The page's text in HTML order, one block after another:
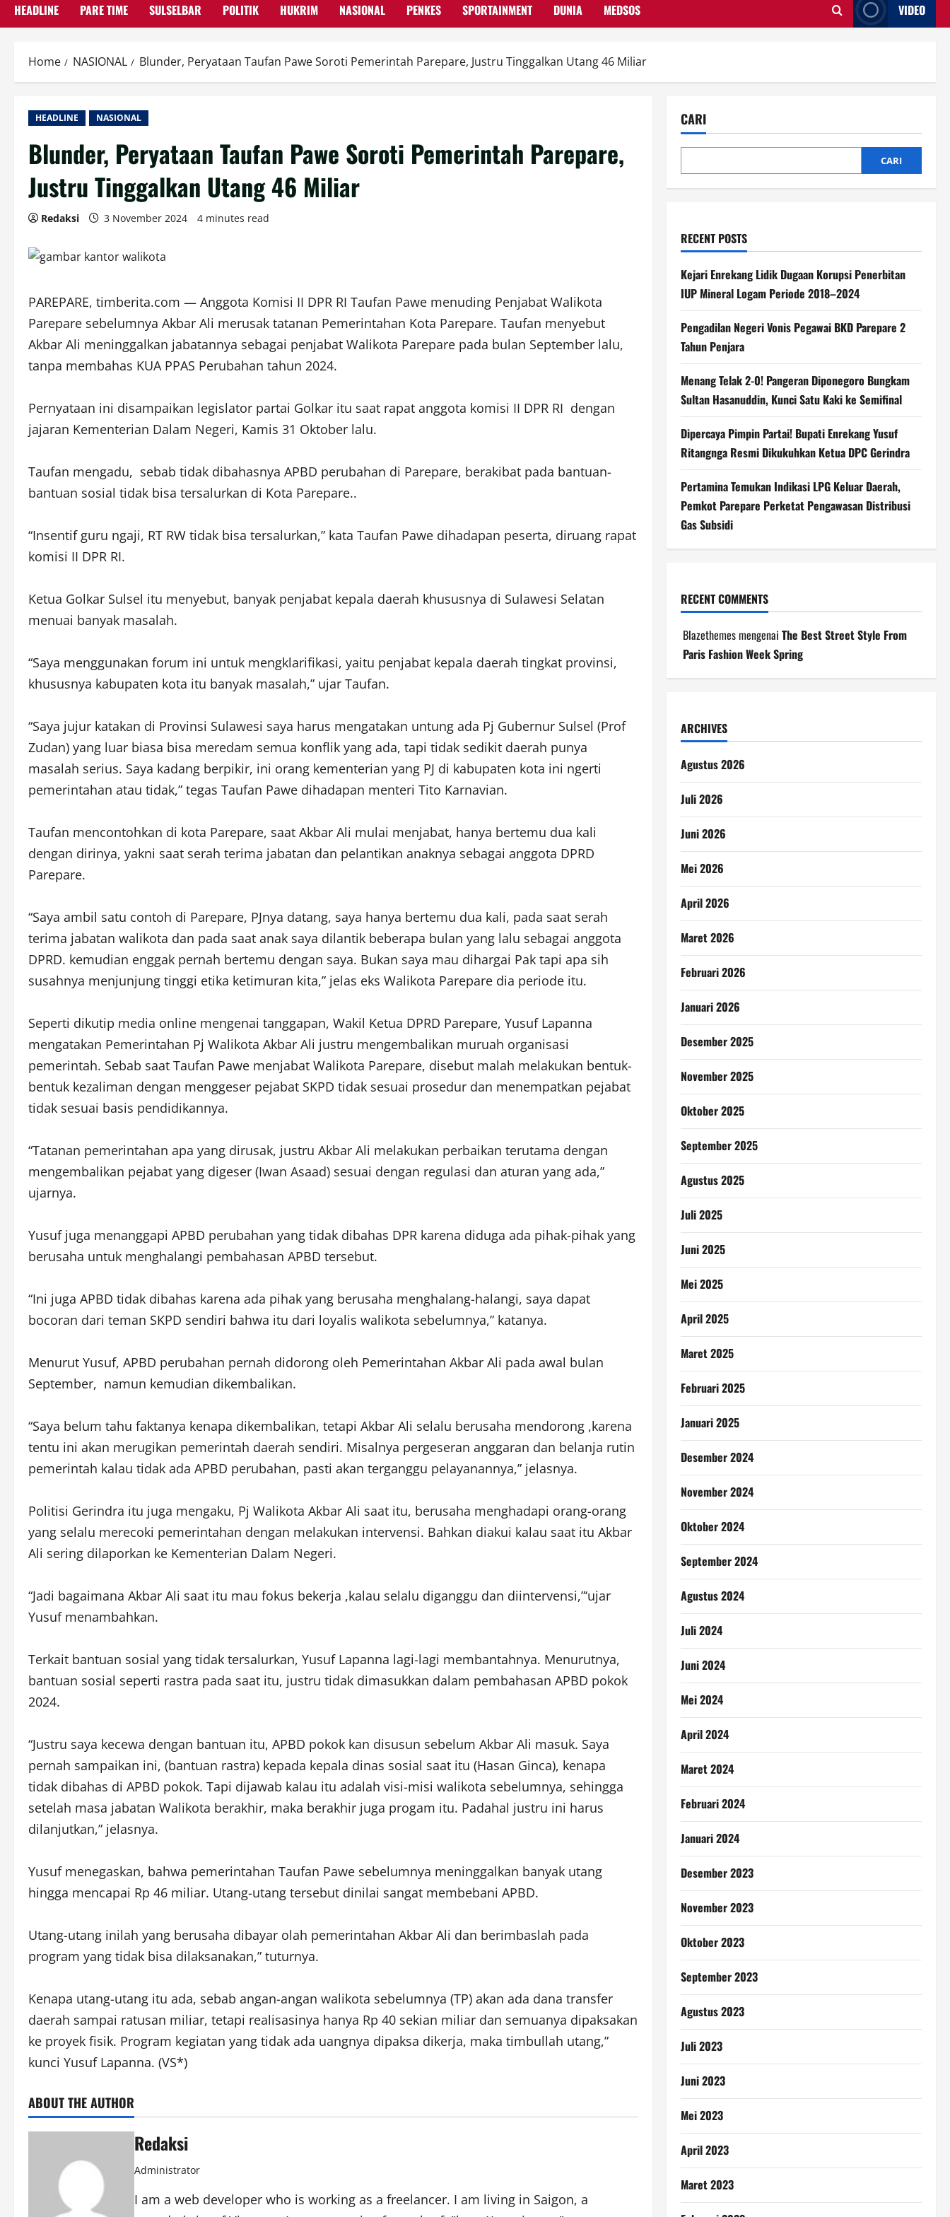
HEADLINE PARE TIME SULSELBAR POLITIK HUKRIM NASIONAL PENKES SPORTAINMENT DUNIA MEDSOS VIDEO
Home NASIONAL Blunder, Peryataan Taufan Pawe Soroti Pemerintah Parepare, Justru Tinggalkan Utang 46 Miliar
HEADLINE NASIONAL
Blunder, Peryataan Taufan Pawe Soroti Pemerintah Parepare,
Justru Tinggalkan Utang 46 Miliar
Redaksi 3 November 2024 4 minutes read
PAREPARE, timberita.com — Anggota Komisi II DPR RI Taufan Pawe menuding Penjabat Walikota
Parepare sebelumnya Akbar Ali merusak tatanan Pemerintahan Kota Parepare. Taufan menyebut
Akbar Ali meninggalkan jabatannya sebagai penjabat Walikota Parepare pada bulan September lalu,
tanpa membahas KUA PPAS Perubahan tahun 2024.
Pernyataan ini disampaikan legislator partai Golkar itu saat rapat anggota komisi II DPR RI dengan
jajaran Kementerian Dalam Negeri, Kamis 31 Oktober lalu.
Taufan mengadu, sebab tidak dibahasnya APBD perubahan di Parepare, berakibat pada bantuan-
bantuan sosial tidak bisa tersalurkan di Kota Parepare..
“Insentif guru ngaji, RT RW tidak bisa tersalurkan,” kata Taufan Pawe dihadapan peserta, diruang rapat
komisi II DPR RI.
Ketua Golkar Sulsel itu menyebut, banyak penjabat kepala daerah khususnya di Sulawesi Selatan
menuai banyak masalah.
“Saya menggunakan forum ini untuk mengklarifikasi, yaitu penjabat kepala daerah tingkat provinsi,
khususnya kabupaten kota itu banyak masalah,” ujar Taufan.
“Saya jujur katakan di Provinsi Sulawesi saya harus mengatakan untung ada Pj Gubernur Sulsel (Prof
Zudan) yang luar biasa bisa meredam semua konflik yang ada, tapi tidak sedikit daerah punya
masalah serius. Saya kadang berpikir, ini orang kementerian yang PJ di kabupaten kota ini ngerti
pemerintahan atau tidak,” tegas Taufan Pawe dihadapan menteri Tito Karnavian.
Taufan mencontohkan di kota Parepare, saat Akbar Ali mulai menjabat, hanya bertemu dua kali
dengan dirinya, yakni saat serah terima jabatan dan pelantikan anaknya sebagai anggota DPRD
Parepare.
“Saya ambil satu contoh di Parepare, PJnya datang, saya hanya bertemu dua kali, pada saat serah
terima jabatan walikota dan pada saat anak saya dilantik beberapa bulan yang lalu sebagai anggota
DPRD. kemudian enggak pernah bertemu dengan saya. Bukan saya mau dihargai Pak tapi apa sih
susahnya menjunjung tinggi etika ketimuran kita,” jelas eks Walikota Parepare dia periode itu.
Seperti dikutip media online mengenai tanggapan, Wakil Ketua DPRD Parepare, Yusuf Lapanna
mengatakan Pemerintahan Pj Walikota Akbar Ali justru mengembalikan muruah organisasi
pemerintah. Sebab saat Taufan Pawe menjabat Walikota Parepare, disebut malah melakukan bentuk-
bentuk kezaliman dengan menggeser pejabat SKPD tidak sesuai prosedur dan menempatkan pejabat
tidak sesuai basis pendidikannya.
“Tatanan pemerintahan apa yang dirusak, justru Akbar Ali melakukan perbaikan terutama dengan
mengembalikan pejabat yang digeser (Iwan Asaad) sesuai dengan regulasi dan aturan yang ada,”
ujarnya.
Yusuf juga menanggapi APBD perubahan yang tidak dibahas DPR karena diduga ada pihak-pihak yang
berusaha untuk menghalangi pembahasan APBD tersebut.
“Ini juga APBD tidak dibahas karena ada pihak yang berusaha menghalang-halangi, saya dapat
bocoran dari teman SKPD sendiri bahwa itu dari loyalis walikota sebelumnya,” katanya.
Menurut Yusuf, APBD perubahan pernah didorong oleh Pemerintahan Akbar Ali pada awal bulan
September, namun kemudian dikembalikan.
“Saya belum tahu faktanya kenapa dikembalikan, tetapi Akbar Ali selalu berusaha mendorong ,karena
tentu ini akan merugikan pemerintah daerah sendiri. Misalnya pergeseran anggaran dan belanja rutin
pemerintah kalau tidak ada APBD perubahan, pasti akan terganggu pelayanannya,” jelasnya.
Politisi Gerindra itu juga mengaku, Pj Walikota Akbar Ali saat itu, berusaha menghadapi orang-orang
yang selalu merecoki pemerintahan dengan melakukan intervensi. Bahkan diakui kalau saat itu Akbar
Ali sering dilaporkan ke Kementerian Dalam Negeri.
“Jadi bagaimana Akbar Ali saat itu mau fokus bekerja ,kalau selalu diganggu dan diintervensi,”‘ujar
Yusuf menambahkan.
Terkait bantuan sosial yang tidak tersalurkan, Yusuf Lapanna lagi-lagi membantahnya. Menurutnya,
bantuan sosial seperti rastra pada saat itu, justru tidak dimasukkan dalam pembahasan APBD pokok
2024.
“Justru saya kecewa dengan bantuan itu, APBD pokok kan disusun sebelum Akbar Ali masuk. Saya
pernah sampaikan ini, (bantuan rastra) kepada kepala dinas sosial saat itu (Hasan Ginca), kenapa
tidak dibahas di APBD pokok. Tapi dijawab kalau itu adalah visi-misi walikota sebelumnya, sehingga
setelah masa jabatan Walikota berakhir, maka berakhir juga progam itu. Padahal justru ini harus
dilanjutkan,” jelasnya.
Yusuf menegaskan, bahwa pemerintahan Taufan Pawe sebelumnya meninggalkan banyak utang
hingga mencapai Rp 46 miliar. Utang-utang tersebut dinilai sangat membebani APBD.
Utang-utang inilah yang berusaha dibayar olah pemerintahan Akbar Ali dan berimbaslah pada
program yang tidak bisa dilaksanakan,” tuturnya.
Kenapa utang-utang itu ada, sebab angan-angan walikota sebelumnya (TP) akan ada dana transfer
daerah sampai ratusan miliar, tetapi realisasinya hanya Rp 40 sekian miliar dan semuanya dipaksakan
ke proyek fisik. Program kegiatan yang tidak ada uangnya dipaksa dikerja, maka timbullah utang,”
kunci Yusuf Lapanna. (VS*)
ABOUT THE AUTHOR
Redaksi
Administrator
I am a web developer who is working as a freelancer. I am living in Saigon, a
CARI
CARI
RECENT POSTS
Kejari Enrekang Lidik Dugaan Korupsi Penerbitan
IUP Mineral Logam Periode 2018–2024
Pengadilan Negeri Vonis Pegawai BKD Parepare 2
Tahun Penjara
Menang Telak 2-0! Pangeran Diponegoro Bungkam
Sultan Hasanuddin, Kunci Satu Kaki ke Semifinal
Dipercaya Pimpin Partai! Bupati Enrekang Yusuf
Ritangnga Resmi Dikukuhkan Ketua DPC Gerindra
Pertamina Temukan Indikasi LPG Keluar Daerah,
Pemkot Parepare Perketat Pengawasan Distribusi
Gas Subsidi
RECENT COMMENTS
Blazethemesmengenai The Best Street Style From
Paris Fashion Week Spring
ARCHIVES
Agustus 2026
Juli 2026
Juni 2026
Mei 2026
April 2026
Maret 2026
Februari 2026
Januari 2026
Desember 2025
November 2025
Oktober 2025
September 2025
Agustus 2025
Juli 2025
Juni 2025
Mei 2025
April 2025
Maret 2025
Februari 2025
Januari 2025
Desember 2024
November 2024
Oktober 2024
September 2024
Agustus 2024
Juli 2024
Juni 2024
Mei 2024
April 2024
Maret 2024
Februari 2024
Januari 2024
Desember 2023
November 2023
Oktober 2023
September 2023
Agustus 2023
Juli 2023
Juni 2023
Mei 2023
April 2023
Maret 2023